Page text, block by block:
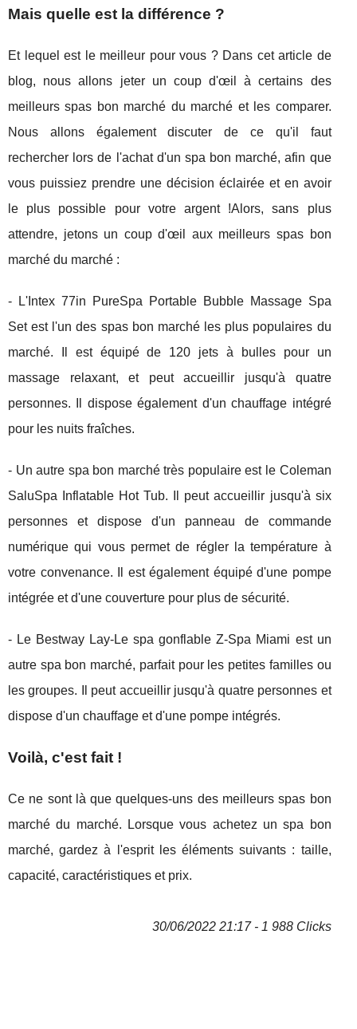
Mais quelle est la différence ?
Et lequel est le meilleur pour vous ? Dans cet article de
blog, nous allons jeter un coup d'œil à certains des
meilleurs spas bon marché du marché et les comparer.
Nous allons également discuter de ce qu'il faut
rechercher lors de l'achat d'un spa bon marché, afin que
vous puissiez prendre une décision éclairée et en avoir
le plus possible pour votre argent !Alors, sans plus
attendre, jetons un coup d'œil aux meilleurs spas bon
marché du marché :
- L'Intex 77in PureSpa Portable Bubble Massage Spa
Set est l'un des spas bon marché les plus populaires du
marché. Il est équipé de 120 jets à bulles pour un
massage relaxant, et peut accueillir jusqu'à quatre
personnes. Il dispose également d'un chauffage intégré
pour les nuits fraîches.
- Un autre spa bon marché très populaire est le Coleman
SaluSpa Inflatable Hot Tub. Il peut accueillir jusqu'à six
personnes et dispose d'un panneau de commande
numérique qui vous permet de régler la température à
votre convenance. Il est également équipé d'une pompe
intégrée et d'une couverture pour plus de sécurité.
- Le Bestway Lay-Le spa gonflable Z-Spa Miami est un
autre spa bon marché, parfait pour les petites familles ou
les groupes. Il peut accueillir jusqu'à quatre personnes et
dispose d'un chauffage et d'une pompe intégrés.
Voilà, c'est fait !
Ce ne sont là que quelques-uns des meilleurs spas bon
marché du marché. Lorsque vous achetez un spa bon
marché, gardez à l'esprit les éléments suivants : taille,
capacité, caractéristiques et prix.
30/06/2022 21:17 - 1 988 Clicks